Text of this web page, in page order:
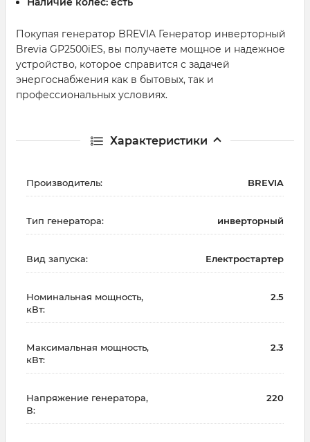
Покупая генератор BREVIA Генератор инверторный
Brevia GP2500iES, вы получаете мощное и надежное
устройство, которое справится с задачей
энергоснабжения как в бытовых, так и
профессиональных условиях.
Характеристики
Производитель: BREVIA
Тип генератора: инверторный
Вид запуска: Електростартер
Номинальная мощность,
кВт:
2.5
Максимальная мощность,
кВт:
2.3
Напряжение генератора,
В:
220